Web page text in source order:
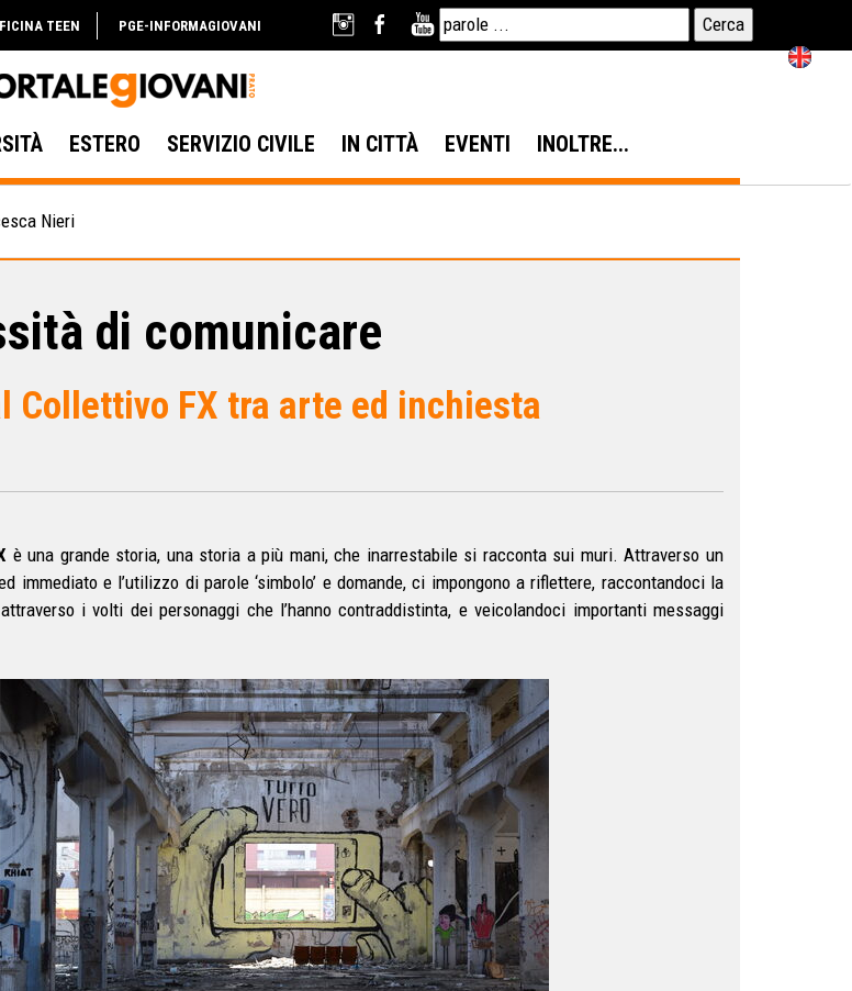
TEEN PGE-INFORMAGIOVANI
ESTERO SERVIZIO CIVILE IN CITTÀ EVENTI INOLTRE...
Nieri
di comunicare
Collettivo FX tra arte ed inchiesta
è una grande storia, una storia a più mani, che inarrestabile si racconta sui muri. Attraverso un
immediato e l’utilizzo di parole ‘simbolo’ e domande, ci impongono a riflettere, raccontandoci la
i volti dei personaggi che l’hanno contraddistinta, e veicolandoci importanti messaggi